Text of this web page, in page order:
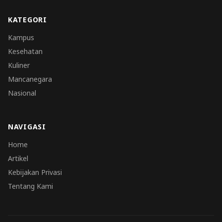
KATEGORI
Kampus
Kesehatan
Kuliner
Mancanegara
Nasional
NAVIGASI
Home
Artikel
Kebijakan Privasi
Tentang Kami